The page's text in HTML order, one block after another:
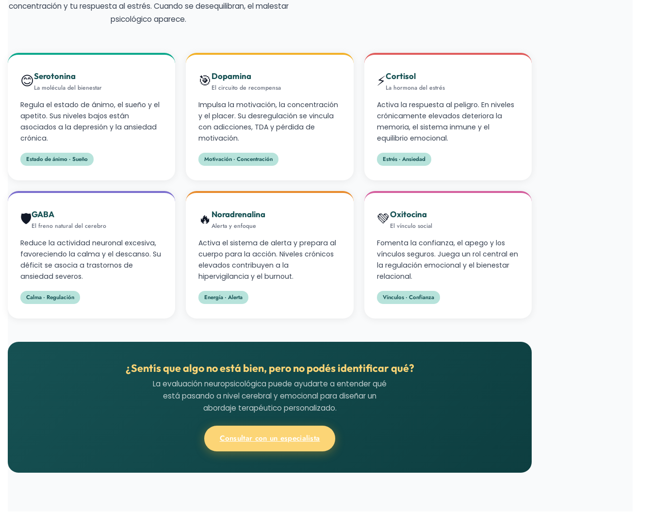
concentración y tu respuesta al estrés. Cuando se desequilibran, el malestar
psicológico aparece.
😊Serotonina
La molécula del bienestar
Regula el estado de ánimo, el sueño y el
apetito. Sus niveles bajos están
asociados a la depresión y la ansiedad
crónica.
Estado de ánimo · Sueño
🎯Dopamina
El circuito de recompensa
Impulsa la motivación, la concentración
y el placer. Su desregulación se vincula
con adicciones, TDA y pérdida de
motivación.
Motivación · Concentración
⚡Cortisol
La hormona del estrés
Activa la respuesta al peligro. En niveles
crónicamente elevados deteriora la
memoria, el sistema inmune y el
equilibrio emocional.
Estrés · Ansiedad
🛡️GABA
El freno natural del cerebro
Reduce la actividad neuronal excesiva,
favoreciendo la calma y el descanso. Su
déficit se asocia a trastornos de
ansiedad severos.
Calma · Regulación
🔥 Noradrenalina
Alerta y enfoque
Activa el sistema de alerta y prepara al
cuerpo para la acción. Niveles crónicos
elevados contribuyen a la
hipervigilancia y el burnout.
Energía · Alerta
💚Oxitocina
El vínculo social
Fomenta la confianza, el apego y los
vínculos seguros. Juega un rol central en
la regulación emocional y el bienestar
relacional.
Vínculos · Confianza
¿Sentís que algo no está bien, pero no podés identificar qué?
La evaluación neuropsicológica puede ayudarte a entender qué
está pasando a nivel cerebral y emocional para diseñar un
abordaje terapéutico personalizado.
Consultar con un especialista